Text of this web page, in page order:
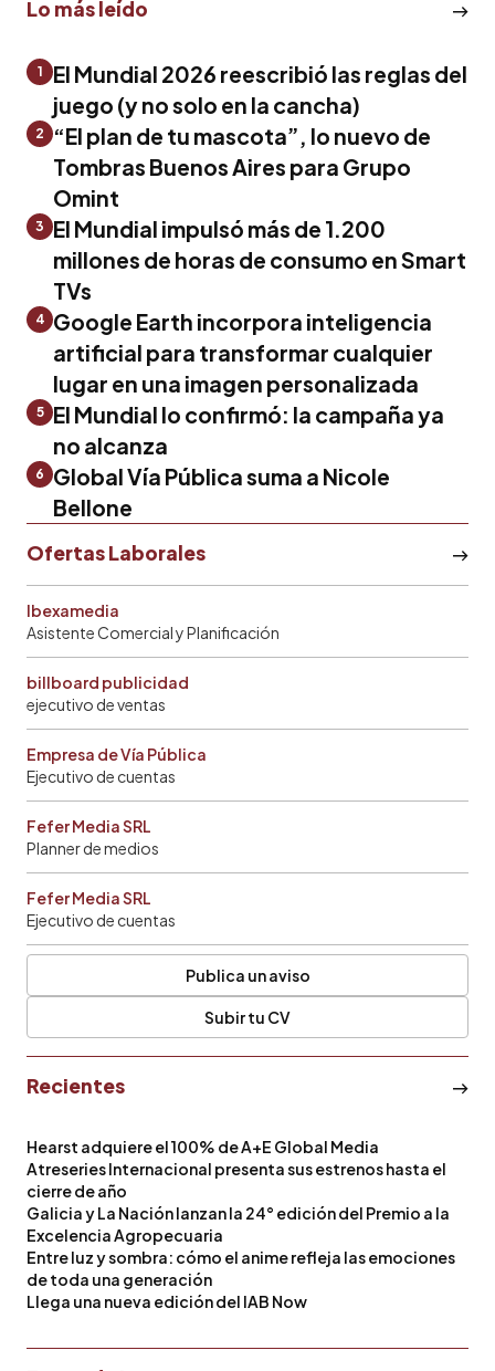
Lo más leído
1
El Mundial 2026 reescribió las reglas del
juego (y no solo en la cancha)
2
“El plan de tu mascota”, lo nuevo de
Tombras Buenos Aires para Grupo
Omint
3
El Mundial impulsó más de 1.200
millones de horas de consumo en Smart
TVs
4 Google Earth incorpora inteligencia
artificial para transformar cualquier
lugar en una imagen personalizada
5
El Mundial lo confirmó: la campaña ya
no alcanza
6
Global Vía Pública suma a Nicole
Bellone
Ofertas Laborales
Ibexamedia
Asistente Comercial y Planificación
billboard publicidad
ejecutivo de ventas
Empresa de Vía Pública
Ejecutivo de cuentas
Fefer Media SRL
Planner de medios
Fefer Media SRL
Ejecutivo de cuentas
Publica un aviso
Subir tu CV
Recientes
Hearst adquiere el 100% de A+E Global Media
Atreseries Internacional presenta sus estrenos hasta el
cierre de año
Galicia y La Nación lanzan la 24° edición del Premio a la
Excelencia Agropecuaria
Entre luz y sombra: cómo el anime refleja las emociones
de toda una generación
Llega una nueva edición del IAB Now